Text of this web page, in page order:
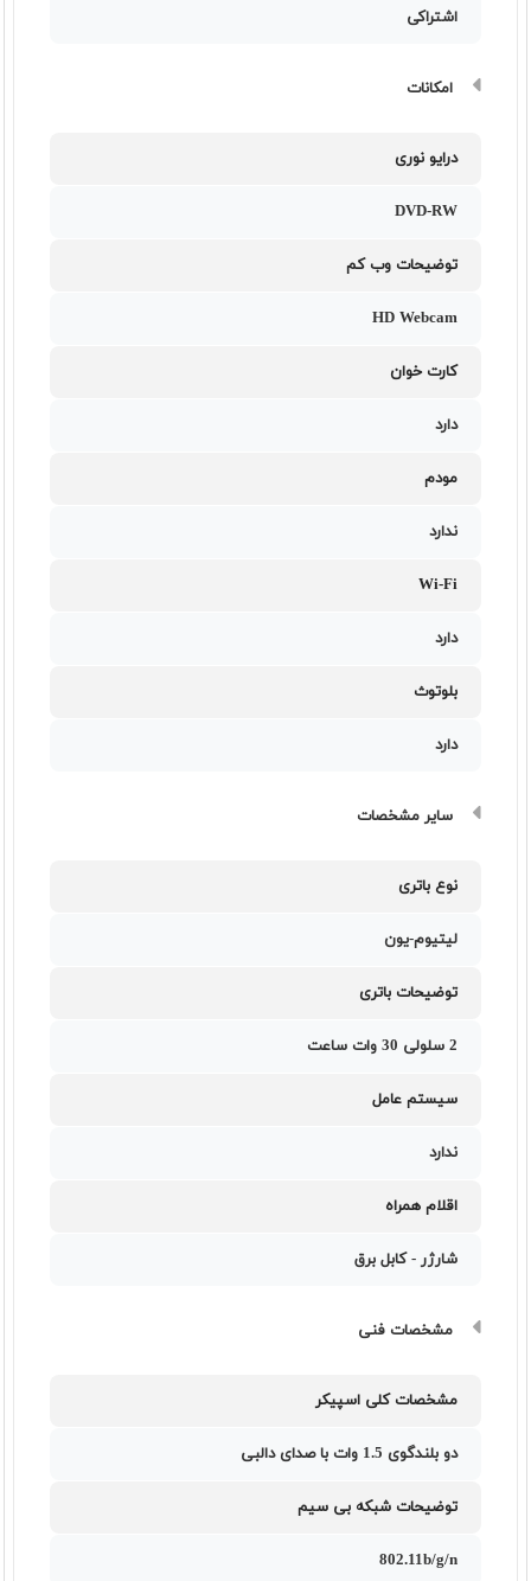
اشتراکی
امکانات
درایو نوری
DVD-RW
توضیحات وب کم
HD Webcam
کارت خوان
دارد
مودم
ندارد
Wi-Fi
دارد
بلوتوث
دارد
سایر مشخصات
نوع باتری
لیتیوم-یون
توضیحات باتری
2 سلولی 30 وات ساعت
سیستم عامل
ندارد
اقلام همراه
شارژر - کابل برق
مشخصات فنی
مشخصات کلی اسپیکر
دو بلندگوی 1.5 وات با صدای دالبی
توضیحات شبکه بی سیم
802.11b/g/n